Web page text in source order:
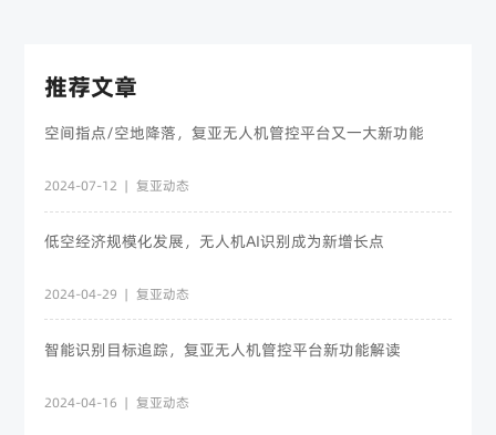
推荐文章
空间指点/空地降落，复亚无人机管控平台又一大新功能
2024-07-12 | 复亚动态
低空经济规模化发展，无人机AI识别成为新增长点
2024-04-29 | 复亚动态
智能识别目标追踪，复亚无人机管控平台新功能解读
2024-04-16 | 复亚动态